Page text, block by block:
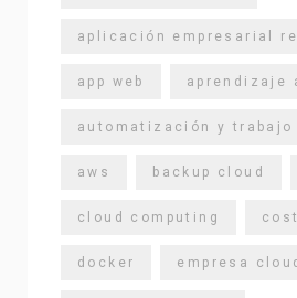
aplicación empresarial
app web aprendizaje
automatización y trabajo
aws backup cloud
cloud computing
docker empresa cloud